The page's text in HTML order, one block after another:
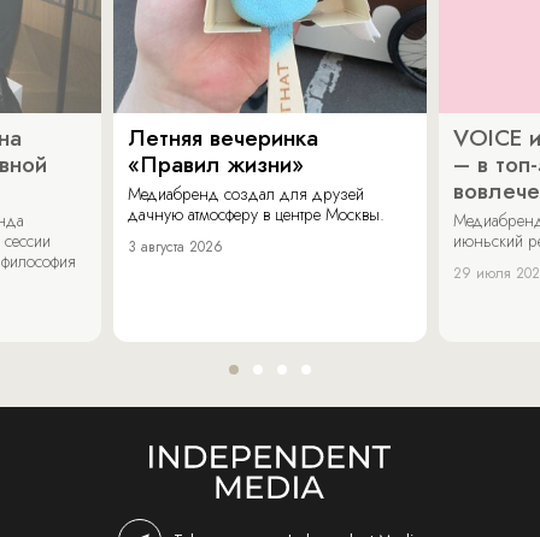
Летняя вечеринка
«Правил жизни»
Медиабренд создал для друзей
дачную атмосферу в центре Москвы.
3 августа 2026
VOICE
– в
июньский
29 июля